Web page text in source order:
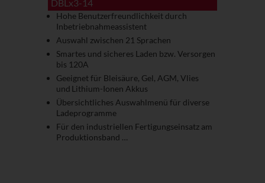
DBLx3-14
Hohe Benutzerfreundlichkeit durch
Inbetriebnahmeassistent
Auswahl zwischen 21 Sprachen
Smartes und sicheres Laden bzw. Versorgen
bis 120A
Geeignet für Bleisäure, Gel, AGM, Vlies
und Lithium-Ionen Akkus
Übersichtliches Auswahlmenü für diverse
Ladeprogramme
Für den industriellen Fertigungseinsatz am
Produktionsband …